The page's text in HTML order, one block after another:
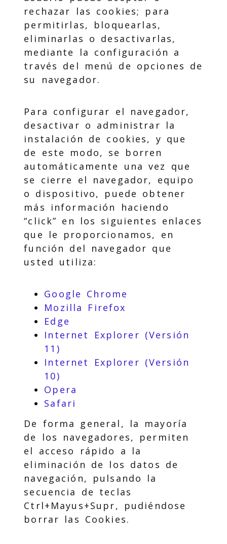
rechazar las cookies; para
permitirlas, bloquearlas,
eliminarlas o desactivarlas,
mediante la configuración a
través del menú de opciones de
su navegador.
Para configurar el navegador,
desactivar o administrar la
instalación de cookies, y que
de este modo, se borren
automáticamente una vez que
se cierre el navegador, equipo
o dispositivo, puede obtener
más información haciendo
“click” en los siguientes enlaces
que le proporcionamos, en
función del navegador que
usted utiliza:
Google Chrome
Mozilla Firefox
Edge
Internet Explorer (Versión
11)
Internet Explorer (Versión
10)
Opera
Safari
De forma general, la mayoría
de los navegadores, permiten
el acceso rápido a la
eliminación de los datos de
navegación, pulsando la
secuencia de teclas
Ctrl+Mayus+Supr, pudiéndose
borrar las Cookies.